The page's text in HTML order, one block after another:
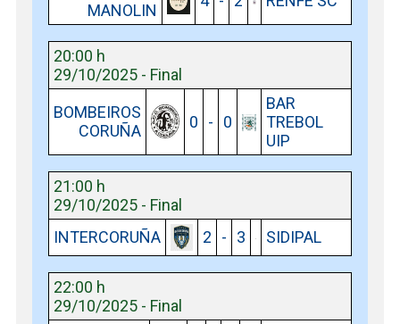
MANOLIN
20:00 h
29/10/2025 - Final
BOMBEIROS
CORUÑA
0 - 0
BAR
TREBOL
UIP
21:00 h
29/10/2025 - Final
INTERCORUÑA
2 - 3 SIDIPAL
22:00 h
29/10/2025 - Final